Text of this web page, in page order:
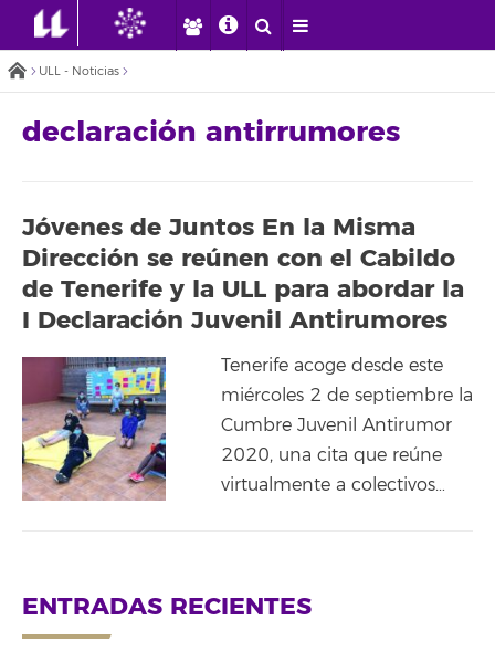
ULL - Noticias
declaración antirrumores
Jóvenes de Juntos En la Misma
Dirección se reúnen con el Cabildo
de Tenerife y la ULL para abordar la
I Declaración Juvenil Antirumores
Tenerife acoge desde este
miércoles 2 de septiembre la
Cumbre Juvenil Antirumor
2020, una cita que reúne
virtualmente a colectivos…
ENTRADAS RECIENTES